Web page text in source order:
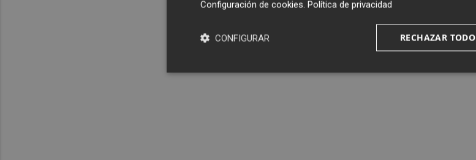
Configuración de cookies. Política de privacidad
RECHAZAR TODO
CONFIGURAR